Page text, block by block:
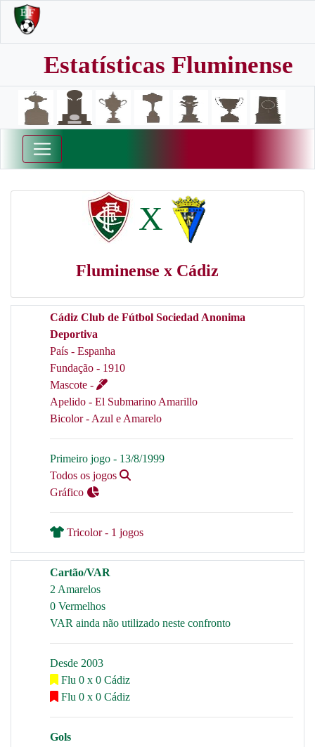
Estatísticas Fluminense
X
Fluminense x Cádiz
Cádiz Club de Fútbol Sociedad Anonima
Deportiva
País - Espanha
Fundação - 1910
Mascote -
Apelido - El Submarino Amarillo
Bicolor - Azul e Amarelo
Primeiro jogo - 13/8/1999
Todos os jogos
Gráfico
Tricolor - 1 jogos
Cartão/VAR
2 Amarelos
0 Vermelhos
VAR ainda não utilizado neste confronto
Desde 2003
Flu 0 x 0 Cádiz
Flu 0 x 0 Cádiz
Gols